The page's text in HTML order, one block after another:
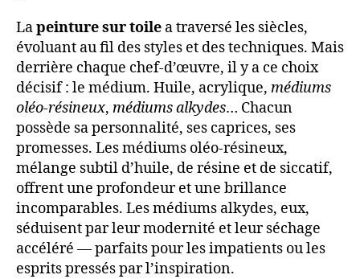
Lapeinture sur toile a traversé les siècles,
évoluant au fil des styles et des techniques. Mais
derrière chaque chef-d’œuvre, il y a ce choix
décisif : le médium. Huile, acrylique, médiums
oléo-résineux, médiums alkydes… Chacun
possède sa personnalité, ses caprices, ses
promesses. Les médiums oléo-résineux,
mélange subtil d’huile, de résine et de siccatif,
offrent une profondeur et une brillance
incomparables. Les médiums alkydes, eux,
séduisent par leur modernité et leur séchage
accéléré — parfaits pour les impatients ou les
esprits pressés par l’inspiration.